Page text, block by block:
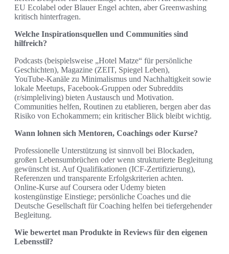
EU Ecolabel oder Blauer Engel achten, aber Greenwashing
kritisch hinterfragen.
Welche Inspirationsquellen und Communities sind
hilfreich?
Podcasts (beispielsweise „Hotel Matze“ für persönliche
Geschichten), Magazine (ZEIT, Spiegel Leben),
YouTube‑Kanäle zu Minimalismus und Nachhaltigkeit sowie
lokale Meetups, Facebook‑Gruppen oder Subreddits
(r/simpleliving) bieten Austausch und Motivation.
Communities helfen, Routinen zu etablieren, bergen aber das
Risiko von Echokammern; ein kritischer Blick bleibt wichtig.
Wann lohnen sich Mentoren, Coachings oder Kurse?
Professionelle Unterstützung ist sinnvoll bei Blockaden,
großen Lebensumbrüchen oder wenn strukturierte Begleitung
gewünscht ist. Auf Qualifikationen (ICF‑Zertifizierung),
Referenzen und transparente Erfolgskriterien achten.
Online‑Kurse auf Coursera oder Udemy bieten
kostengünstige Einstiege; persönliche Coaches und die
Deutsche Gesellschaft für Coaching helfen bei tiefergehender
Begleitung.
Wie bewertet man Produkte in Reviews für den eigenen
Lebensstil?